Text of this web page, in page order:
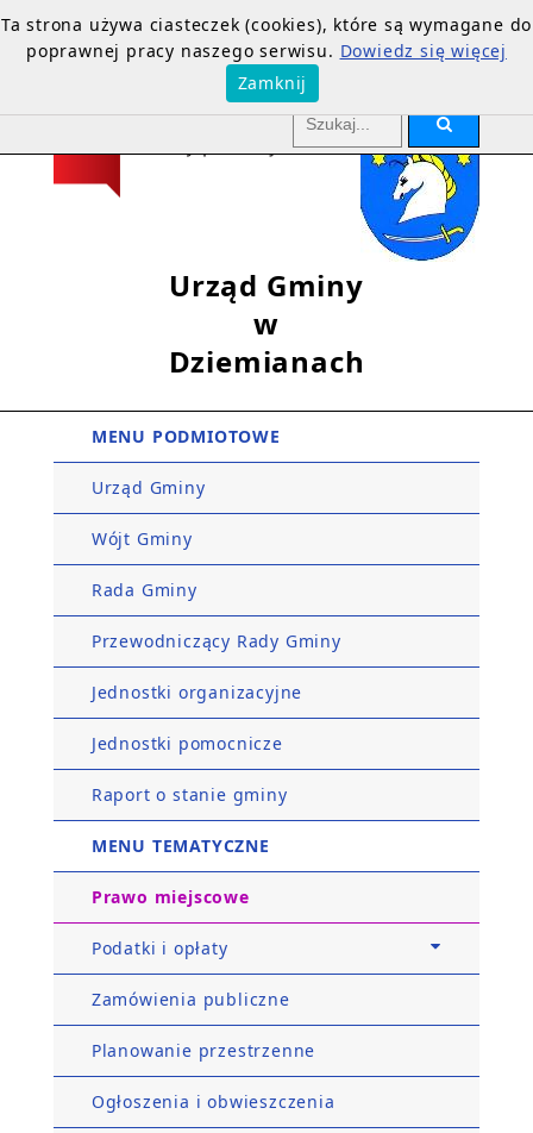
Urząd Gminy
w
Dziemianach
MENU PODMIOTOWE
Urząd Gminy
Wójt Gminy
Rada Gminy
Przewodniczący Rady Gminy
Jednostki organizacyjne
Jednostki pomocnicze
Raport o stanie gminy
MENU TEMATYCZNE
Prawo miejscowe
Podatki i opłaty
Zamówienia publiczne
Planowanie przestrzenne
Ogłoszenia i obwieszczenia
Ta strona używa ciasteczek (cookies), które są wymagane do
poprawnej pracy naszego serwisu. Dowiedz się więcej
Zamknij